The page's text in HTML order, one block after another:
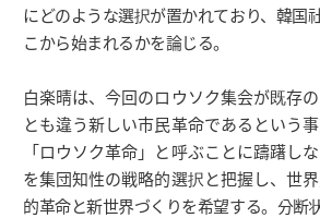
にどのような選択が置かれており、韓国
こから始まれるかを論じる。
白楽晴は、今回のロウソク集会が既存
とも違う新しい市民革命であるという
「ロウソク革命」と呼ぶことに躊躇し
を集団知性の戦略的選択と把握し、世
的革命と新世界づくりを希望する。分断